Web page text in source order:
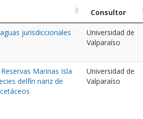
Consultor
jurisdiccionales
Universidad de
Valparaíso
Marinas Isla
delfín nariz de
Universidad de
Valparaíso